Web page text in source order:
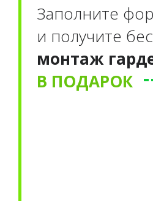
Заполните
и получите
монтаж
В ПОДАРОК